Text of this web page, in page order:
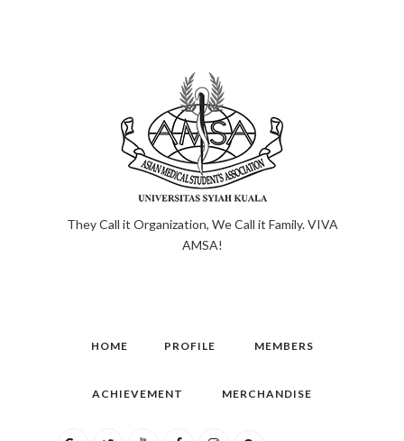
They Call it Organization, We Call it Family. VIVA
AMSA!
HOME PROFILE MEMBERS
ACHIEVEMENT MERCHANDISE